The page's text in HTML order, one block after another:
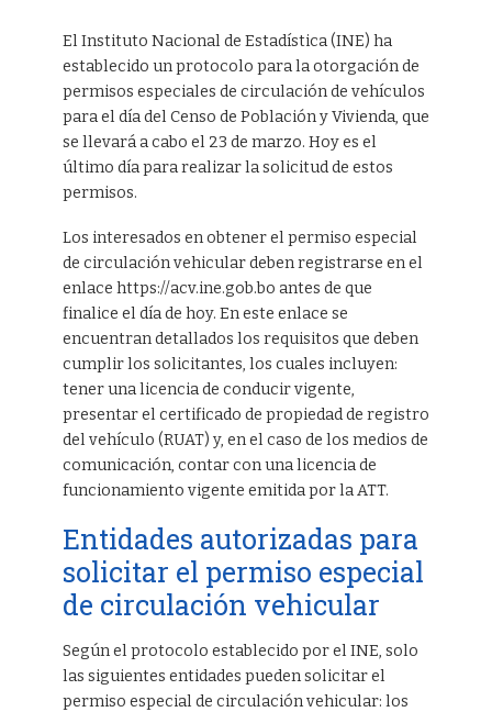
El Instituto Nacional de Estadística (INE) ha
establecido un protocolo para la otorgación de
permisos especiales de circulación de vehículos
para el día del Censo de Población y Vivienda, que
se llevará a cabo el 23 de marzo. Hoy es el
último día para realizar la solicitud de estos
permisos.
Los interesados en obtener el permiso especial
de circulación vehicular deben registrarse en el
enlace https://acv.ine.gob.bo antes de que
finalice el día de hoy. En este enlace se
encuentran detallados los requisitos que deben
cumplir los solicitantes, los cuales incluyen:
tener una licencia de conducir vigente,
presentar el certificado de propiedad de registro
del vehículo (RUAT) y, en el caso de los medios de
comunicación, contar con una licencia de
funcionamiento vigente emitida por la ATT.
Entidades autorizadas para
solicitar el permiso especial
de circulación vehicular
Según el protocolo establecido por el INE, solo
las siguientes entidades pueden solicitar el
permiso especial de circulación vehicular: los